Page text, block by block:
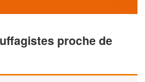
proche de